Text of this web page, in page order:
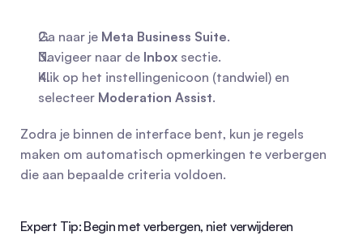
Ga naar je Meta Business Suite.
Navigeer naar de Inbox sectie.
Klik op het instellingenicoon (tandwiel) en
selecteer Moderation Assist.
Zodra je binnen de interface bent, kun je regels
maken om automatisch opmerkingen te verbergen
die aan bepaalde criteria voldoen.
Expert Tip: Begin met verbergen, niet verwijderen